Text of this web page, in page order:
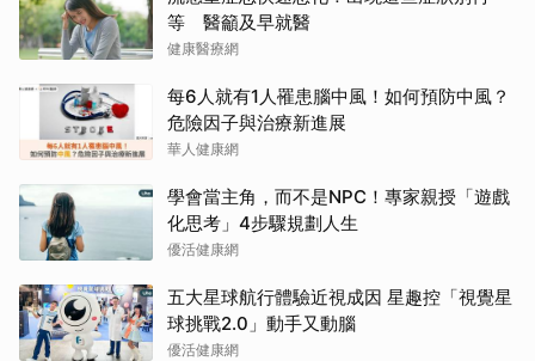
等 醫籲及早就醫
健康醫療網
每6人就有1人罹患腦中風！如何預防中風？
危險因子與治療新進展
華人健康網
學會當主角，而不是NPC！專家親授「遊戲
化思考」4步驟規劃人生
優活健康網
五大星球航行體驗近視成因 星趣控「視覺星
球挑戰2.0」動手又動腦
優活健康網